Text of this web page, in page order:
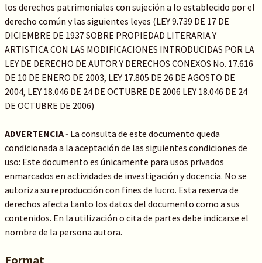
los derechos patrimoniales con sujeción a lo establecido por el
derecho común y las siguientes leyes (LEY 9.739 DE 17 DE
DICIEMBRE DE 1937 SOBRE PROPIEDAD LITERARIA Y
ARTISTICA CON LAS MODIFICACIONES INTRODUCIDAS POR LA
LEY DE DERECHO DE AUTOR Y DERECHOS CONEXOS No. 17.616
DE 10 DE ENERO DE 2003, LEY 17.805 DE 26 DE AGOSTO DE
2004, LEY 18.046 DE 24 DE OCTUBRE DE 2006 LEY 18.046 DE 24
DE OCTUBRE DE 2006)
ADVERTENCIA- La consulta de este documento queda
condicionada a la aceptación de las siguientes condiciones de
uso: Este documento es únicamente para usos privados
enmarcados en actividades de investigación y docencia. No se
autoriza su reproducción con fines de lucro. Esta reserva de
derechos afecta tanto los datos del documento como a sus
contenidos. En la utilización o cita de partes debe indicarse el
nombre de la persona autora.
Format